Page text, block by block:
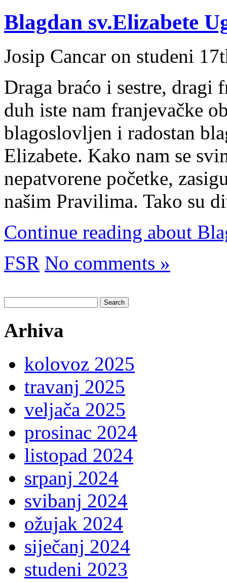
Blagdan sv.Elizabete
Josip Cancar on studeni
Draga braćo i sestre,
duh iste nam franjevačke
blagoslovljen i radostan
Elizabete. Kako nam se
nepatvorene početke,
našim Pravilima. Tako su
Continue reading about
FSR No comments »
for:
Arhiva
kolovoz 2025
travanj 2025
veljača 2025
prosinac 2024
listopad 2024
srpanj 2024
svibanj 2024
ožujak 2024
siječanj 2024
studeni 2023